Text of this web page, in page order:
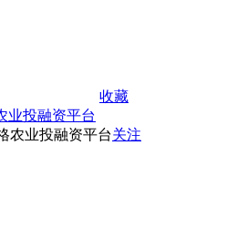
收藏
关注